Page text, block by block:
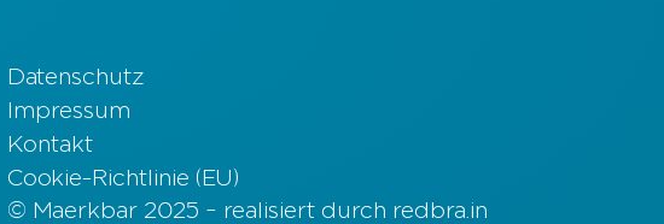
Datenschutz
Impressum
Kontakt
Cookie-Richtlinie (EU)
© Maerkbar 2025 – realisiert durch redbra.in